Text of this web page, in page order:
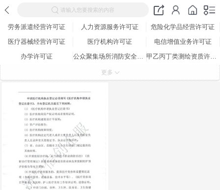
请输入您要搜索的内容
劳务派遣经营许可证 人力资源服务许可证
危险化学品经营许可证
医疗器械经营许可证
医疗机构许可证
电信增值业务许可证
办学许可证
公众聚集场所消防安全检查合格证
甲乙丙丁类测绘资质许可证
营业性演出许可证
特种设备生产许可证
更多